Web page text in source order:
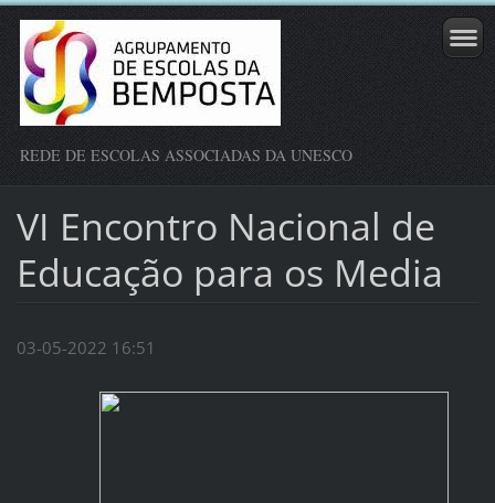
REDE DE ESCOLAS ASSOCIADAS DA UNESCO
VI Encontro Nacional de
Educação para os Media
03-05-2022 16:51